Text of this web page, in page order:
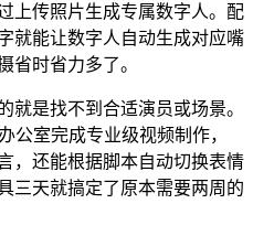
上传照片生成专属数字人。配
就能让数字人自动生成对应嘴
省时省力多了。
就是找不到合适演员或场景。
公室完成专业级视频制作，
，还能根据脚本自动切换表情
三天就搞定了原本需要两周的